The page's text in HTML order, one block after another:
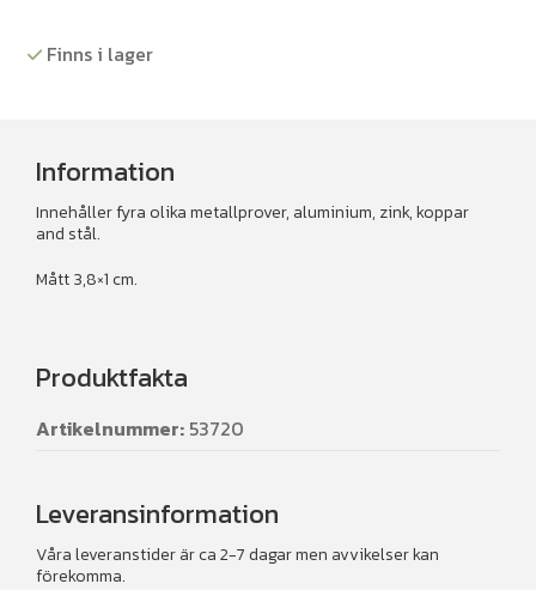
Finns i lager
Information
Innehåller fyra olika metallprover, aluminium, zink, koppar
and stål.
Mått 3,8×1 cm.
Produktfakta
Artikelnummer: 53720
Leveransinformation
Våra leveranstider är ca 2-7 dagar men avvikelser kan
förekomma.